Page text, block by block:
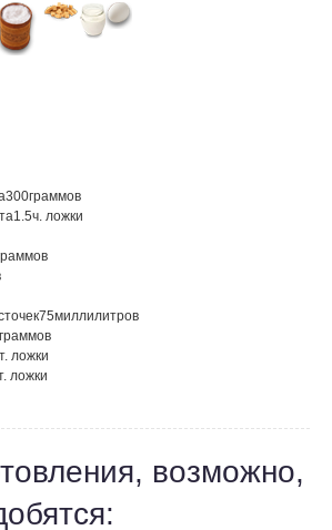
300граммов
1.5ч. ложки
75миллилитров
граммов
ложки
ложки
возможно,